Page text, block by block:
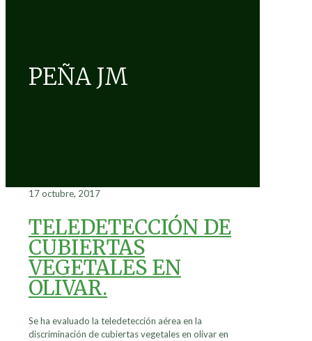
PEÑA JM
17 octubre, 2017
TELEDETECCIÓN DE
CUBIERTAS
VEGETALES EN
OLIVAR.
Se ha evaluado la teledetección aérea en la
discriminación de cubiertas vegetales en olivar en